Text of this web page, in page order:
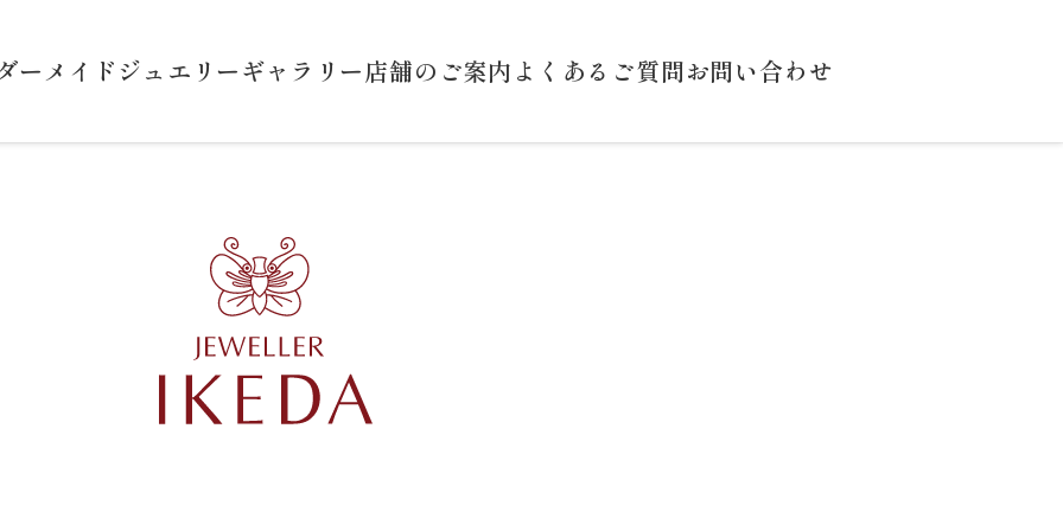
ーメイドジュエリーギャラリー店舗のご案内 よくあるご質問お問い合わせ